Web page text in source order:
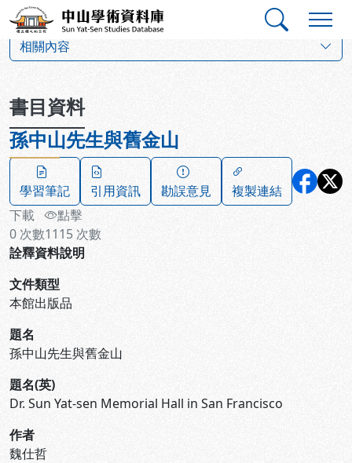
跳到主要內容
中山學術資料庫
相關內容
書目資料
孫中山先生與舊金山
學習筆記 引用資訊 勘誤意見
複製連結
下載
0 次數
點擊
1115 次數
詮釋資料說明
文件類型
本館出版品
題名
孫中山先生與舊金山
題名(英)
Dr. Sun Yat-sen Memorial Hall in San Francisco
作者
魏仕哲